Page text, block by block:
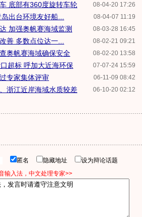
08-04-20 17:26
底部有360度旋转车轮
08-04-07 11:19
出台环境友好船...
08-03-28 16:45
加强奥帆赛海域监测
08-02-21 09:21
善 多数点位达一...
08-02-20 13:58
奥帆赛海域确保安全
07-07-24 15:59
超标 呼加大近海环保
06-11-09 08:42
专家集体评审
06-10-20 02:12
浙江近岸海域水质较差
匿名 隐藏地址
设为辩论话题
输入法，中文处理专家>>